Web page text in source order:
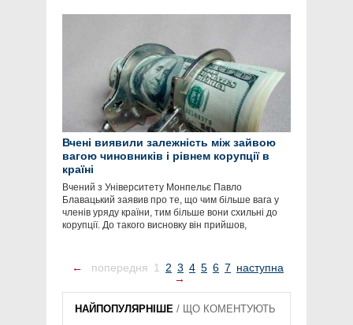
Вчені виявили залежність між зайвою
вагою чиновників і рівнем корупції в
країні
Вчений з Університету Монпельє Павло
Блавацький заявив про те, що чим більше вага у
членів уряду країни, тим більше вони схильні до
корупції. До такого висновку він прийшов,
← попередня 1 2 3 4 5 6 7 наступна
→
НАЙПОПУЛЯРНІШЕ / ЩО КОМЕНТУЮТЬ